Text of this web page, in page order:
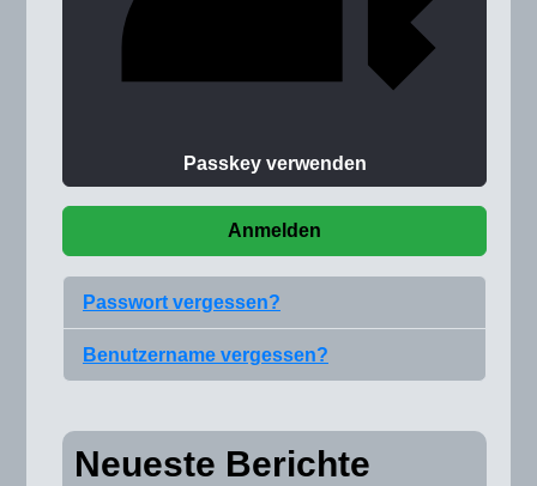
Passkey verwenden
Anmelden
Passwort vergessen?
Benutzername vergessen?
Neueste Berichte